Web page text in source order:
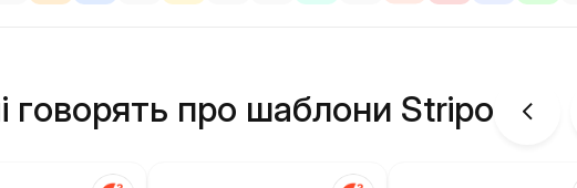
говорять про шаблони Stripo